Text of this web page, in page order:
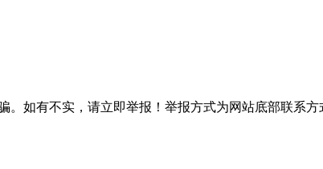
。如有不实，请立即举报！举报方式为网站底部联系方